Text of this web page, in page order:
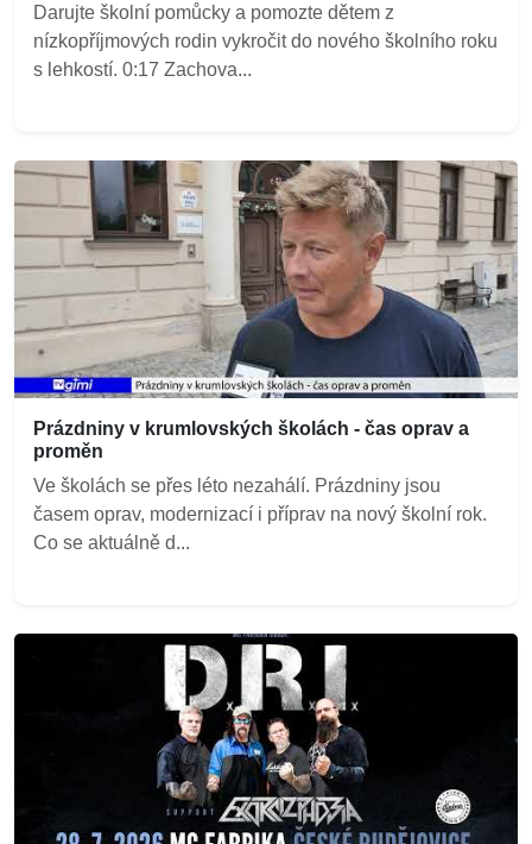
Darujte školní pomůcky a pomozte dětem z
nízkopříjmových rodin vykročit do nového školního roku
s lehkostí. 0:17 Zachova...
Prázdniny v krumlovských školách - čas oprav a
proměn
Ve školách se přes léto nezahálí. Prázdniny jsou
časem oprav, modernizací i příprav na nový školní rok.
Co se aktuálně d...